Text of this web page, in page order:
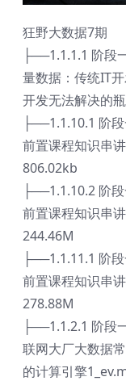
狂野大数据7期
├──1.1.1.1 阶段
量数据：传统IT
开发无法解决的
├──1.1.10.1 阶
前置课程知识串
806.02kb
├──1.1.10.2 阶
前置课程知识串
244.46M
├──1.1.11.1 阶
前置课程知识串
278.88M
├──1.1.2.1 阶段
联网大厂大数据
的计算引擎